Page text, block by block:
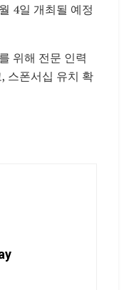
4일 개최될 예정
위해 전문 인력
스폰서십 유치 확